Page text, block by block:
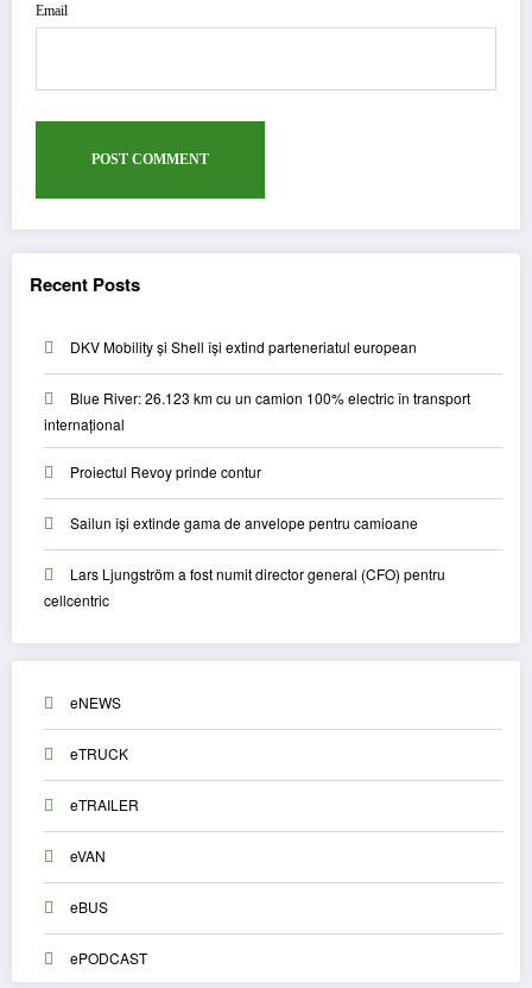
Email
Recent Posts
DKV Mobility și Shell își extind parteneriatul european
Blue River: 26.123 km cu un camion 100% electric în transport
internațional
Proiectul Revoy prinde contur
Sailun își extinde gama de anvelope pentru camioane
Lars Ljungström a fost numit director general (CFO) pentru
cellcentric
eNEWS
eTRUCK
eTRAILER
eVAN
eBUS
ePODCAST